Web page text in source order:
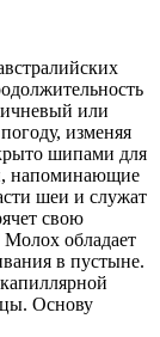
или
изменяя
шипами для
напоминающие
шеи и служат
свою
обладает
в пустыне.
Основу